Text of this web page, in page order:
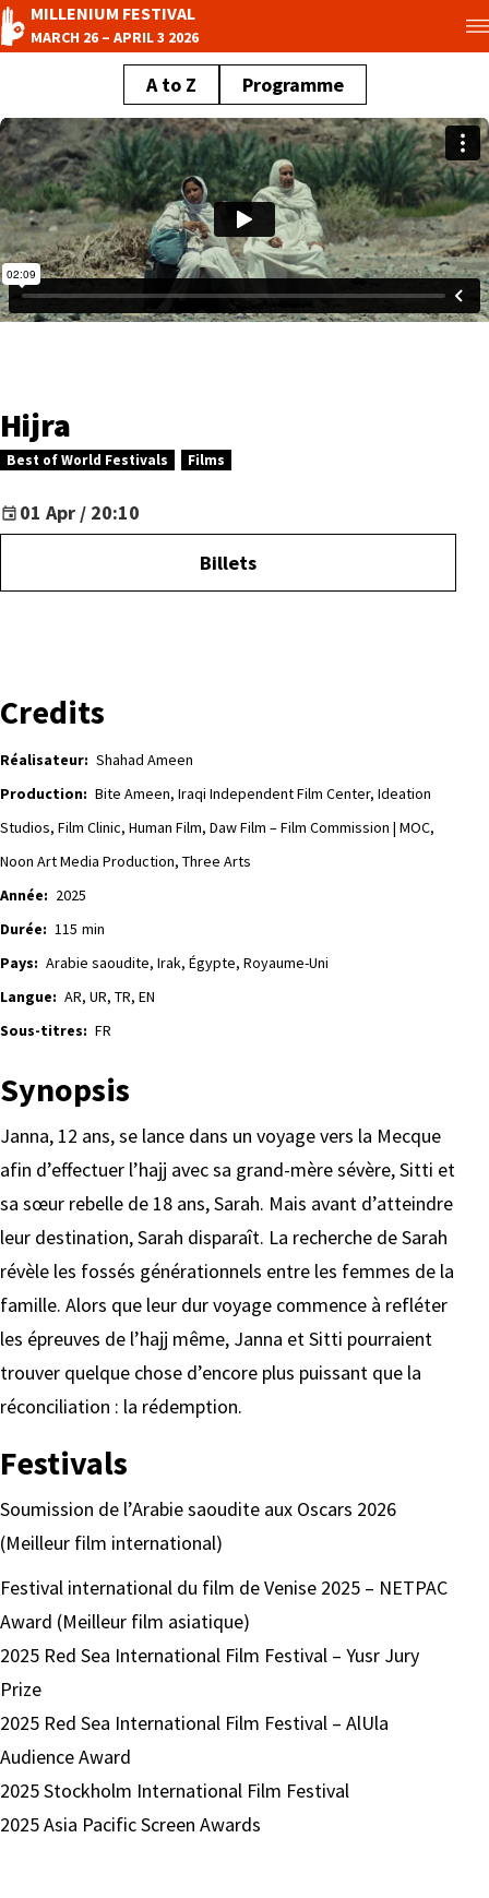
MILLENIUM FESTIVAL
MARCH 26 – APRIL 3 2026
A to Z Programme
Hijra
Best of World Festivals Films
01 Apr / 20:10
Billets
Synopsis
Janna, 12 ans, se lance dans un voyage vers la Mecque
afin d’effectuer l’hajj avec sa grand-mère sévère, Sitti et
sa sœur rebelle de 18 ans, Sarah. Mais avant d’atteindre
leur destination, Sarah disparaît. La recherche de Sarah
révèle les fossés générationnels entre les femmes de la
famille. Alors que leur dur voyage commence à refléter
les épreuves de l’hajj même, Janna et Sitti pourraient
trouver quelque chose d’encore plus puissant que la
réconciliation : la rédemption.
Credits
Réalisateur: Shahad Ameen
Production: Bite Ameen, Iraqi Independent Film Center, Ideation
Studios, Film Clinic, Human Film, Daw Film – Film Commission | MOC,
Noon Art Media Production, Three Arts
Année: 2025
Durée: 115 min
Pays: Arabie saoudite, Irak, Égypte, Royaume-Uni
Langue: AR, UR, TR, EN
Sous-titres: FR
Festivals
Soumission de l’Arabie saoudite aux Oscars 2026
(Meilleur film international)
Festival international du film de Venise 2025 – NETPAC
Award (Meilleur film asiatique)
2025 Red Sea International Film Festival – Yusr Jury
Prize
2025 Red Sea International Film Festival – AlUla
Audience Award
2025 Stockholm International Film Festival
2025 Asia Pacific Screen Awards